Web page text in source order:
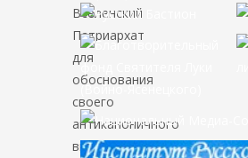
Вселенский
Патриархат
для
обоснования
своего
антиканоничного
вмешательства